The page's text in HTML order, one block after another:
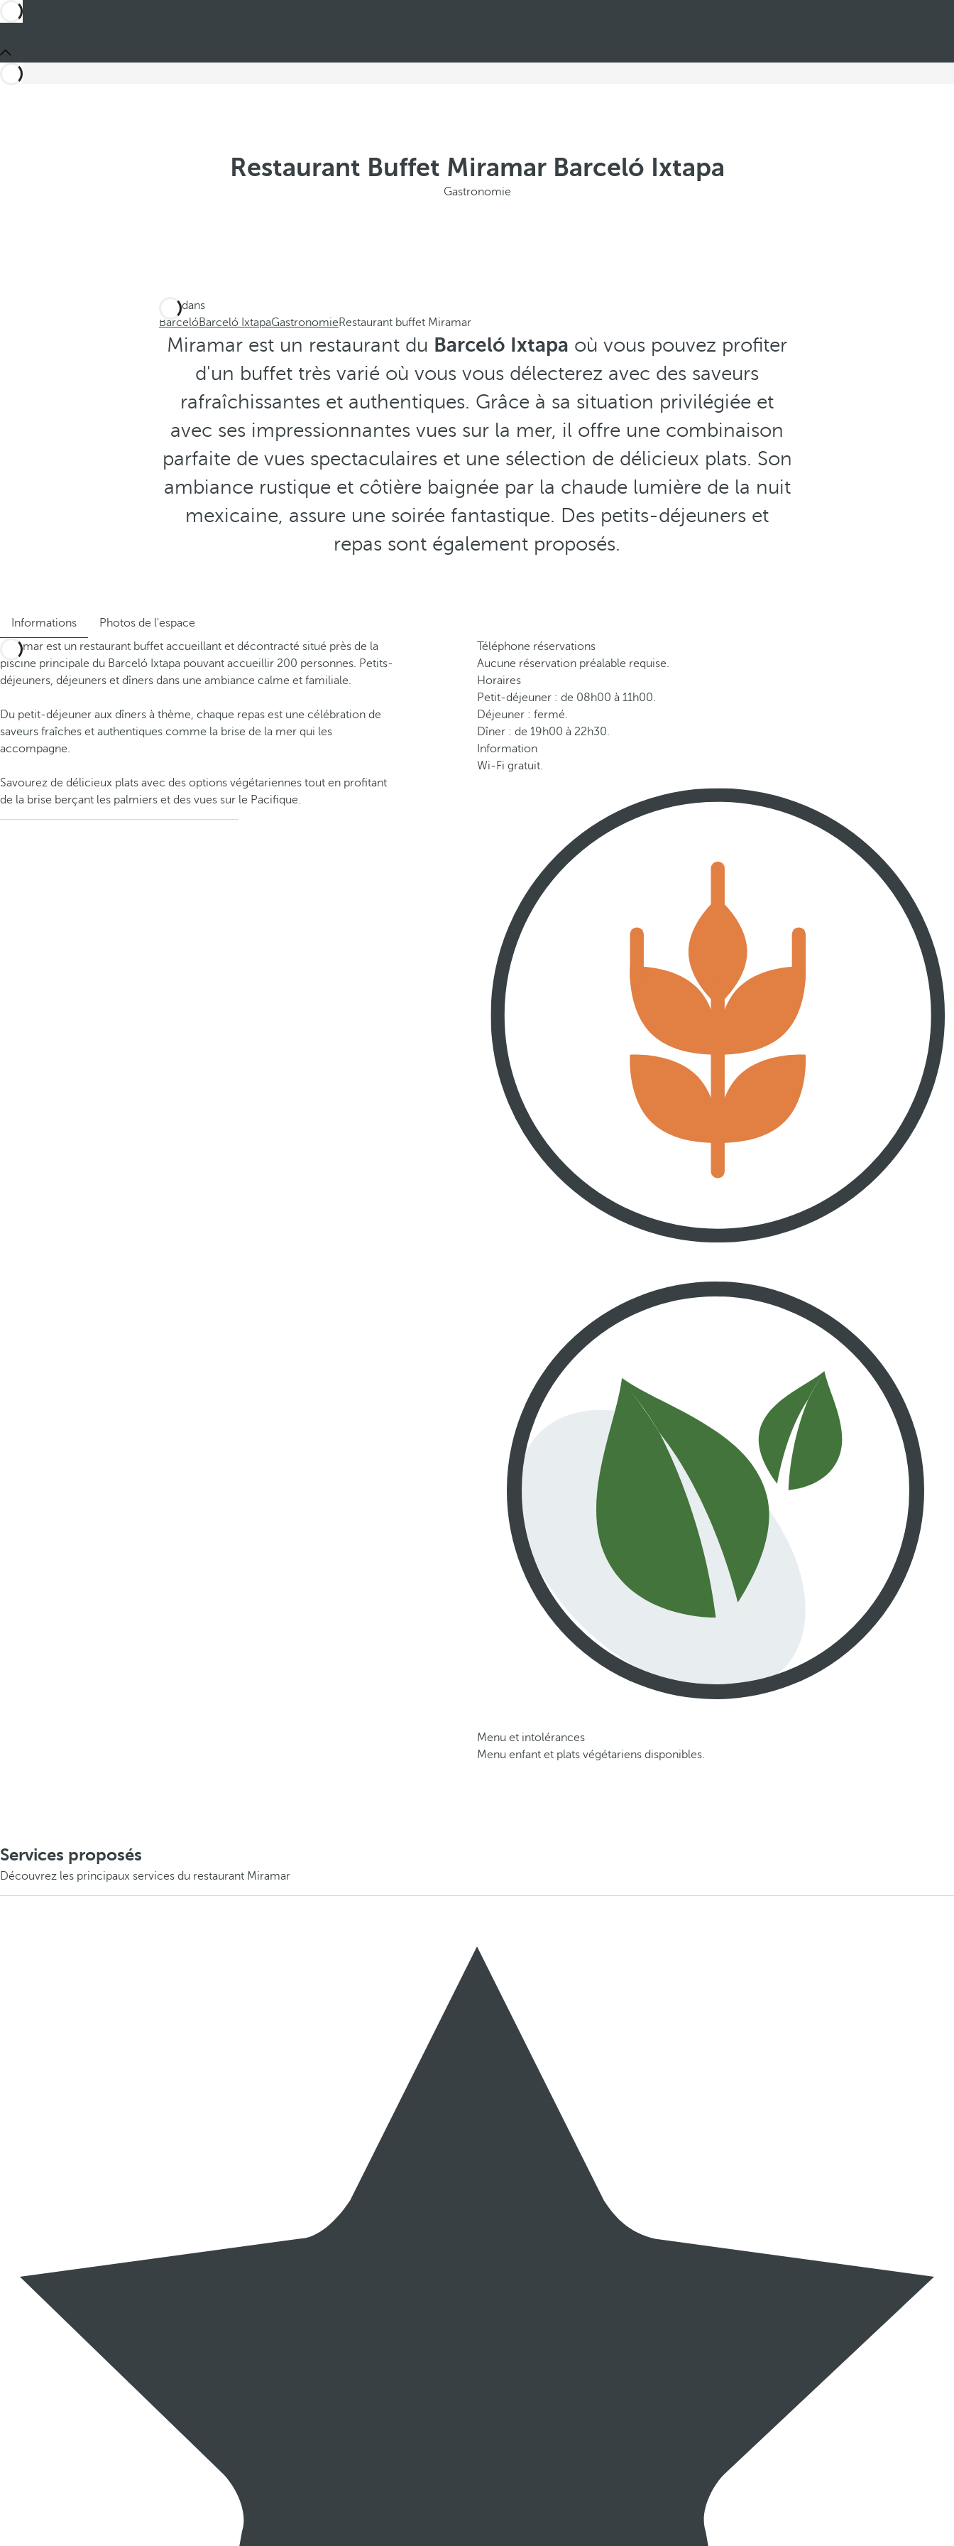
Restaurant Buffet Miramar Barceló Ixtapa
Gastronomie
Ces dans
BarcelóBarceló IxtapaGastronomieRestaurant buffet Miramar
Miramar est un restaurant du Barceló Ixtapa où vous pouvez profiter
d'un buffet très varié où vous vous délecterez avec des saveurs
rafraîchissantes et authentiques. Grâce à sa situation privilégiée et
avec ses impressionnantes vues sur la mer, il offre une combinaison
parfaite de vues spectaculaires et une sélection de délicieux plats. Son
ambiance rustique et côtière baignée par la chaude lumière de la nuit
mexicaine, assure une soirée fantastique. Des petits-déjeuners et
repas sont également proposés.
Informations
Photos de l'espace
Miramar est un restaurant buffet accueillant et décontracté situé près de la
piscine principale du Barceló Ixtapa pouvant accueillir 200 personnes. Petits-
déjeuners, déjeuners et dîners dans une ambiance calme et familiale.
Du petit-déjeuner aux dîners à thème, chaque repas est une célébration de
saveurs fraîches et authentiques comme la brise de la mer qui les
accompagne.
Savourez de délicieux plats avec des options végétariennes tout en profitant
de la brise berçant les palmiers et des vues sur le Pacifique.
Téléphone réservations
Aucune réservation préalable requise.
Horaires
Petit-déjeuner : de 08h00 à 11h00.
Déjeuner : fermé.
Dîner : de 19h00 à 22h30.
Information
Wi-Fi gratuit.
Menu et intolérances
Menu enfant et plats végétariens disponibles.
Services proposés
Découvrez les principaux services du restaurant Miramar